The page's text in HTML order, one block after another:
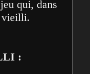
qui, dans
vieilli.
: